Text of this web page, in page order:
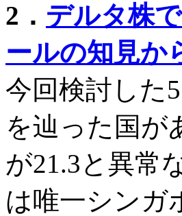
2． デルタ株
ールの知見か
今回検討した
を辿った国が
が21.3と異常
は唯一シンガ